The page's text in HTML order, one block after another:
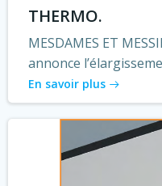
THERMO.
MESDAMES ET
annonce
En savoir plus